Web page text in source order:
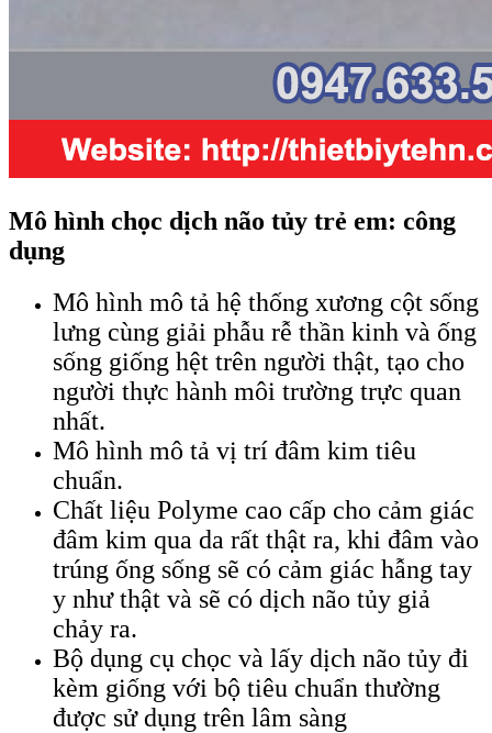
Mô hình chọc dịch não tủy trẻ em: công
dụng
Mô hình mô tả hệ thống xương cột sống
lưng cùng giải phẫu rễ thần kinh và ống
sống giống hệt trên người thật, tạo cho
người thực hành môi trường trực quan
nhất.
Mô hình mô tả vị trí đâm kim tiêu
chuẩn.
Chất liệu Polyme cao cấp cho cảm giác
đâm kim qua da rất thật ra, khi đâm vào
trúng ống sống sẽ có cảm giác hẫng tay
y như thật và sẽ có dịch não tủy giả
chảy ra.
Bộ dụng cụ chọc và lấy dịch não tủy đi
kèm giống với bộ tiêu chuẩn thường
được sử dụng trên lâm sàng